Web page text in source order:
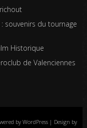
souvenirs du tournage
Historique
de Valenciennes
by WordPress | Design by